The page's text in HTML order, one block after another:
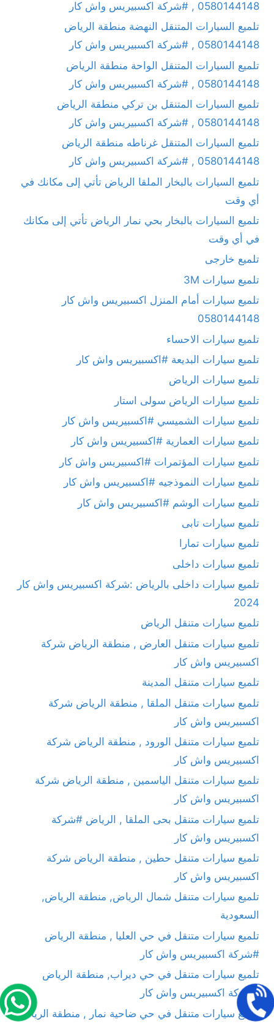
0580144148 , #شركة اكسبيريس واش كار
تلميع السيارات المتنقل النهضة منطقة الرياض
0580144148 , #شركة اكسبيريس واش كار
تلميع السيارات المتنقل الواحة منطقة الرياض
0580144148 , #شركة اكسبيريس واش كار
تلميع السيارات المتنقل بن تركي منطقة الرياض
0580144148 , #شركة اكسبيريس واش كار
تلميع السيارات المتنقل غرناطه منطقة الرياض
0580144148 , #شركة اكسبيريس واش كار
تلميع السيارات بالبخار الملقا الرياض تأتي إلى مكانك في
أي وقت
تلميع السيارات بالبخار بحي نمار الرياض تأتي إلى مكانك
في أي وقت
تلميع خارجى
تلميع سيارات 3M
تلميع سيارات أمام المنزل اكسبيريس واش كار
0580144148
تلميع سيارات الاحساء
تلميع سيارات البديعة #اكسبيريس واش كار
تلميع سيارات الرياض
تلميع سيارات الرياض سولى استار
تلميع سيارات الشميسي #اكسبيريس واش كار
تلميع سيارات العمارية #اكسبيريس واش كار
تلميع سيارات المؤتمرات #اكسبيريس واش كار
تلميع سيارات النموذجيه #اكسبيريس واش كار
تلميع سيارات الوشم #اكسبيريس واش كار
تلميع سيارات تابى
تلميع سيارات تمارا
تلميع سيارات داخلى
تلميع سيارات داخلى بالرياض :شركة اكسبيريس واش كار
2024
تلميع سيارات متنقل الرياض
تلميع سيارات متنقل العارض , منطقة الرياض شركة
اكسبيريس واش كار
تلميع سيارات متنقل المدينة
تلميع سيارات متنقل الملقا , منطقة الرياض شركة
اكسبيريس واش كار
تلميع سيارات متنقل الورود , منطقة الرياض شركة
اكسبيريس واش كار
تلميع سيارات متنقل الياسمين , منطقة الرياض شركة
اكسبيريس واش كار
تلميع سيارات متنقل بحى الملقا , الرياض #شركة
اكسبيريس واش كار
تلميع سيارات متنقل حطين , منطقة الرياض شركة
اكسبيريس واش كار
تلميع سيارات متنقل شمال الرياض, منطقة الرياض,
السعودية
تلميع سيارات متنقل في حي العليا , منطقة الرياض
#شركة اكسبيريس واش كار
تلميع سيارات متنقل في حي ديراب, منطقة الرياض
#شركة اكسبيريس واش كار
تلميع سيارات متنقل في حي ضاحية نمار , منطقة الرياض